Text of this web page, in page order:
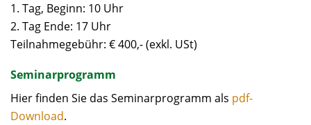
1. Tag, Beginn: 10 Uhr
2. Tag Ende: 17 Uhr
Teilnahmegebühr: € 400,- (exkl. USt)
Seminarprogramm
Hier finden Sie das Seminarprogramm als pdf-
Download.